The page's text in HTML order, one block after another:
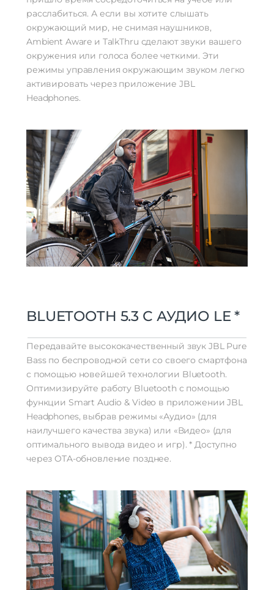
расслабиться. А если вы хотите слышать
окружающий мир, не снимая наушников,
Ambient Aware и TalkThru сделают звуки вашего
окружения или голоса более четкими. Эти
режимы управления окружающим звуком легко
активировать через приложение JBL
Headphones.
BLUETOOTH 5.3 С АУДИО LE *
Передавайте высококачественный звук JBL Pure
Bass по беспроводной сети со своего смартфона
с помощью новейшей технологии Bluetooth.
Оптимизируйте работу Bluetooth с помощью
функции Smart Audio & Video в приложении JBL
Headphones, выбрав режимы «Аудио» (для
наилучшего качества звука) или «Видео» (для
оптимального вывода видео и игр). * Доступно
через OTA-обновление позднее.